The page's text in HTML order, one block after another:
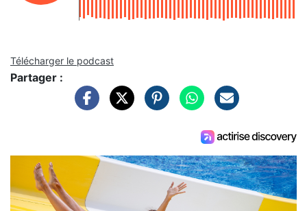
Télécharger le podcast
Partager :